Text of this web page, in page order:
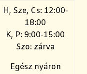
H, Sze, Cs: 12:00-
18:00
K, P: 9:00-15:00
Szo: zárva
Egész nyáron